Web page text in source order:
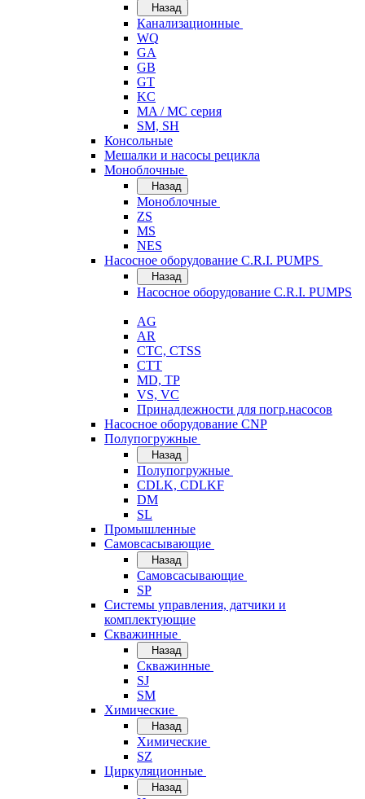
Назад
Канализационные
WQ
GA
GB
GT
KC
MA / MC серия
SM, SH
Консольные
Мешалки и насосы рецикла
Моноблочные
Назад
Моноблочные
ZS
MS
NES
Насосное оборудование C.R.I. PUMPS
Назад
Насосное оборудование C.R.I. PUMPS
AG
AR
CTC, CTSS
CTT
MD, TP
VS, VC
Принадлежности для погр.насосов
Насосное оборудование CNP
Полупогружные
Назад
Полупогружные
CDLK, CDLKF
DM
SL
Промышленные
Самовсасывающие
Назад
Самовсасывающие
SP
Системы управления, датчики и
комплектующие
Скважинные
Назад
Скважинные
SJ
SM
Химические
Назад
Химические
SZ
Циркуляционные
Назад